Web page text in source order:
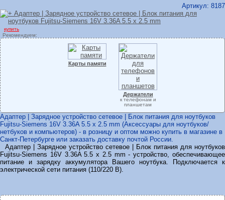
Артикул: 8187
купить
Рекомендуем:
Карты памяти
Держатели
к телефонам и
планшетам
Адаптер | Зарядное устройство сетевое | Блок питания для ноутбуков
Fujitsu-Siemens 16V 3.36A 5.5 x 2.5 mm (Аксессуары для ноутбуков/
нетбуков и компьютеров) - в розницу и оптом можно купить в магазине в
Санкт-Петербурге или заказать доставку почтой России.
Адаптер | Зарядное устройство сетевое | Блок питания для ноутбуков
Fujitsu-Siemens 16V 3.36A 5.5 x 2.5 mm - устройство, обеспечивающее
питание и зарядку аккумулятора Вашего ноутбука. Подключается к
электрической сети питания (110/220 В).